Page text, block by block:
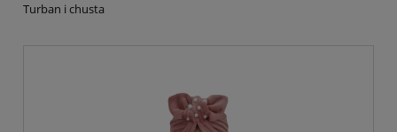
Turban i chusta